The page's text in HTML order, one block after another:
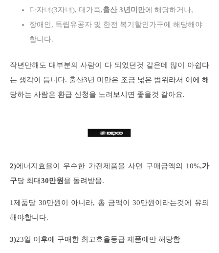
다자녀(3자녀), 대가족,출산 3년미만에 해당하거나,
장애인, 독립유공자 및 한전 복기할인가구에 해당해야
합니다.
작년만해도 대부분의 사람이 다 되었던것 같은데 많이 아쉽다
는 생각이 듭니다. 출산3년 미만은 조금 넓은 범위라서 이에 해
당하는 사람은 환급 신청을 노려보시면 좋을것 같아요.
2)에너지효율이 우수한 가전제품을 사면 구매금액의 10%,가
구당 최대30만원을 돌려받음.
1제품당 30만원이 아니라, 총 금액이 30만원이라는것에 유의
해야합니다.
3)23일 이후에 구매한 최고효율등급 제품에만 해당함